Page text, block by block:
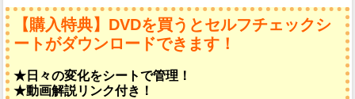
【購入特典】DVDを買うとセルフチェックシ
ートがダウンロードできます！
★日々の変化をシートで管理！
★動画解説リンク付き！